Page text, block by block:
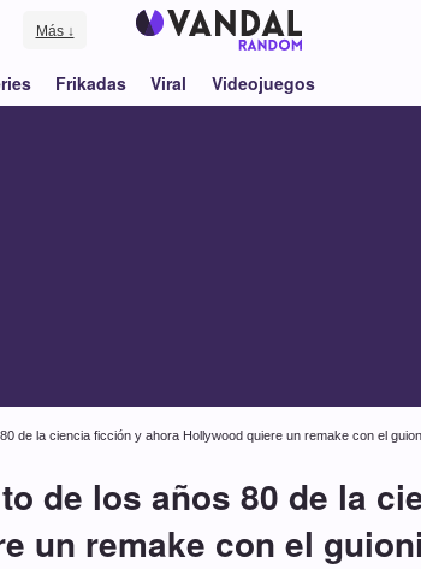
Más ↓
Frikadas Viral Videojuegos
de la ciencia ficción y ahora Hollywood quiere un remake con el
de los años 80 de la
un remake con el